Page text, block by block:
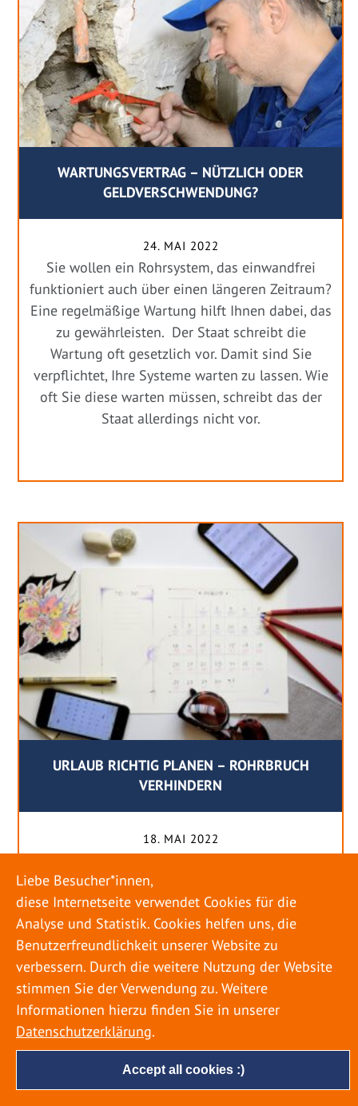
WARTUNGSVERTRAG – NÜTZLICH ODER
GELDVERSCHWENDUNG?
24. MAI 2022
Sie wollen ein Rohrsystem, das einwandfrei
funktioniert auch über einen längeren Zeitraum?
Eine regelmäßige Wartung hilft Ihnen dabei, das
zu gewährleisten. Der Staat schreibt die
Wartung oft gesetzlich vor. Damit sind Sie
verpflichtet, Ihre Systeme warten zu lassen. Wie
oft Sie diese warten müssen, schreibt das der
Staat allerdings nicht vor.
URLAUB RICHTIG PLANEN – ROHRBRUCH
VERHINDERN
18. MAI 2022
genießen ihren Urlaub. Dabei zieht es die Einen
weiter weg, die Anderen bleiben dann doch
lieber in der Heimat. Wenn Sie für eine längere
Zeit wegfahren möchten, gibt es einige Dinge zu
beachten, damit nicht anschließend eine böse
Überraschung auf Sie wartet. Um einen
möglichst entspannten Urlaub zu […]
Accept all cookies :)
Liebe Besucher*innen,
diese Internetseite verwendet Cookies für die
Analyse und Statistik. Cookies helfen uns, die
Benutzerfreundlichkeit unserer Website zu
verbessern. Durch die weitere Nutzung der Website
stimmen Sie der Verwendung zu. Weitere
Informationen hierzu finden Sie in unserer
Datenschutzerklärung.